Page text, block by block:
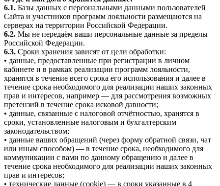
6.1. Базы данных с персональными данными пользователей
Сайта и участников программ лояльности размещаются на
серверах на территории Российской Федерации.
6.2. Мы не передаём ваши персональные данные за пределы
Российской Федерации.
6.3. Сроки хранения зависят от цели обработки:
• данные, предоставленные при регистрации в личном
кабинете и в рамках реализации программ лояльности,
хранятся в течение всего срока его использования и далее в
течение срока необходимого для реализации наших законных
прав и интересов, например — для рассмотрения возможных
претензий в течение срока исковой давности;
• данные, связанные с налоговой отчётностью, хранятся в
сроки, установленные налоговым и бухгалтерским
законодательством;
• данные ваших обращений (через форму обратной связи, чат
или иным способом) — в течение срока, необходимого для
коммуникации с вами по данному обращению и далее в
течение срока необходимого для реализации наших законных
прав и интересов;
• технические данные (cookie) — в сроки указанные в 4